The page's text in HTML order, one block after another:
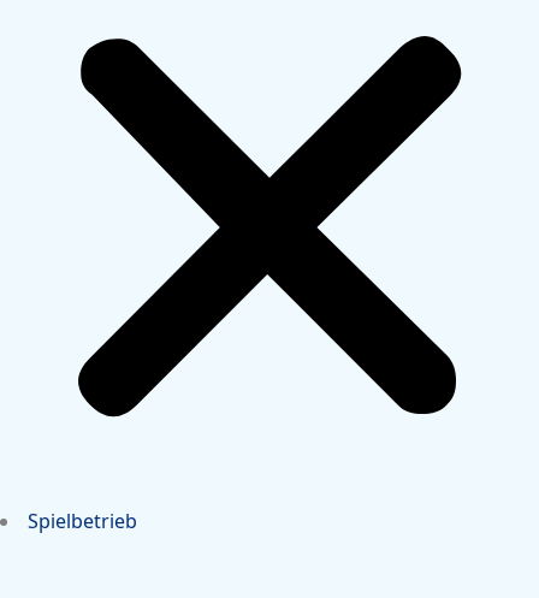
Spielbetrieb